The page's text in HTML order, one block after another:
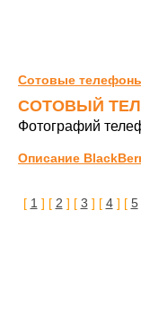
Сотовые
СОТОВЫЙ
Фотографий
Описание
[ 1 ] [ 2 ] [ 3 ] [ 4] [ 5